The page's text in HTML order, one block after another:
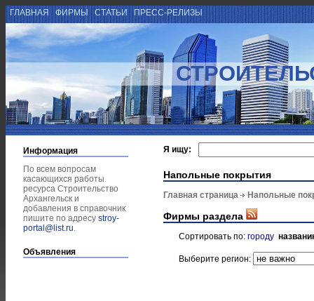
ГЛАВНАЯ ФИРМЫ СТАТЬИ ПРЕСС-РЕЛИЗЫ
Информация
По всем вопросам
касающихся работы
ресурса Строительство
Архангельск и
добавления в справочник
пишите по адресу stroy-
portal@list.ru.
Объявления
Я ищу:
Напольные покрытия
Главная страница Напольные
Фирмы раздела
Сортировать по: городу
Выберите регион: